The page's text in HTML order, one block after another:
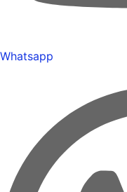
Whatsapp